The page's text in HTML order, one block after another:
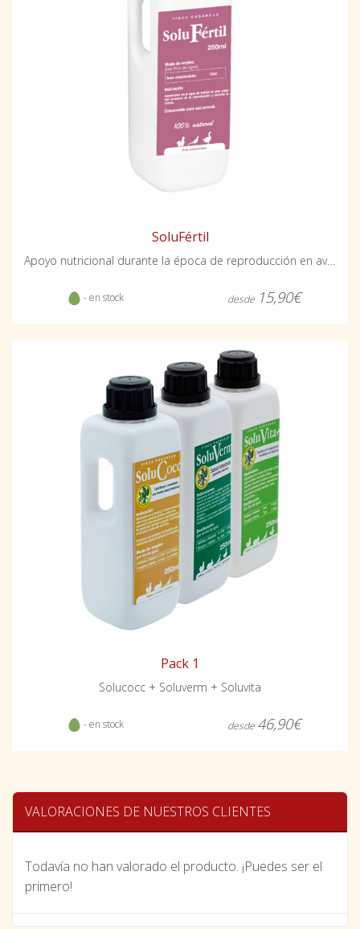
SoluFértil
Apoyo nutricional durante la época de reproducción en aves ornamentales
- en stock desde 15,90€
Pack 1
Solucocc + Soluverm + Soluvita
- en stock desde 46,90€
VALORACIONES DE NUESTROS CLIENTES
Todavía no han valorado el producto. ¡Puedes ser el
primero!